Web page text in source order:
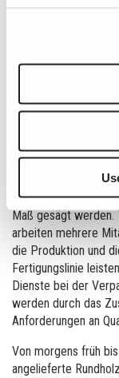
(Stofflich-
2017 werden nicht
von
Holz über die
Mitarbeiter sorgen
hochmodernen
Maß gesägt
arbeiten mehrere
die Produktion und
Fertigungslinie
Dienste bei der
werden durch das
Anforderungen an
Von morgens früh
angelieferte